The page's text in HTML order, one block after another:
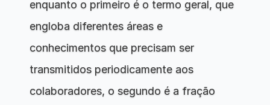
enquanto o primeiro é o termo geral, que
engloba diferentes áreas e
conhecimentos que precisam ser
transmitidos periodicamente aos
colaboradores, o segundo é a fração